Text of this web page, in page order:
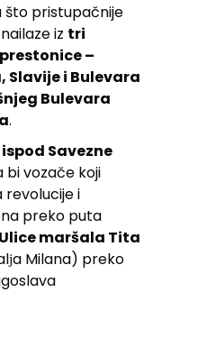
što pristupačnije
iz tri
–
Slavije i Bulevara
Bulevara
.
ispod Savezne
bi vozače koji
revolucije i
preko puta
maršala Tita
Milana) preko